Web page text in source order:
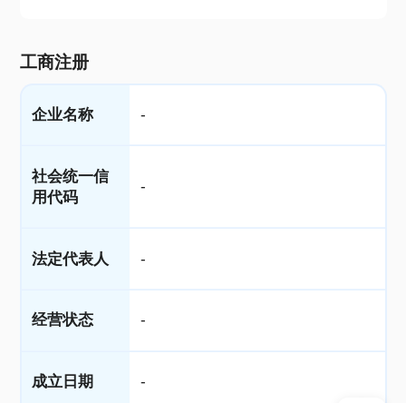
工商注册
企业名称 -
社会统一信
用代码
-
法定代表人 -
经营状态 -
成立日期 -